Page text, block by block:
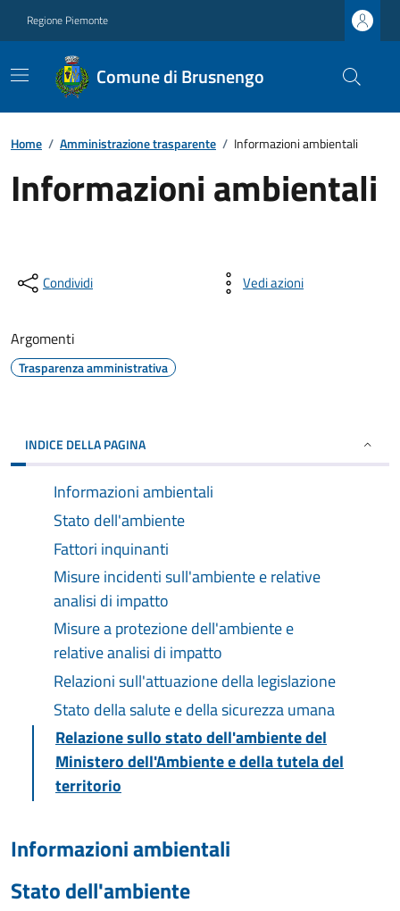
Regione Piemonte
Comune di Brusnengo
Home / Amministrazione trasparente / Informazioni ambientali
Informazioni ambientali
Condividi Vedi azioni
Argomenti
Trasparenza amministrativa
INDICE DELLA PAGINA
Informazioni ambientali
Stato dell'ambiente
Fattori inquinanti
Misure incidenti sull'ambiente e relative
analisi di impatto
Misure a protezione dell'ambiente e
relative analisi di impatto
Relazioni sull'attuazione della legislazione
Stato della salute e della sicurezza umana
Relazione sullo stato dell'ambiente del
Ministero dell'Ambiente e della tutela del
territorio
Informazioni ambientali
Stato dell'ambiente